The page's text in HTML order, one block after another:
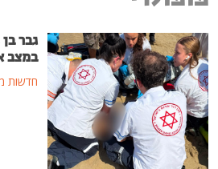
במצב
חדשות